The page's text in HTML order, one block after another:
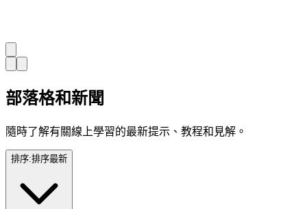
部落格和新聞
隨時了解有關線上學習的最新提示、教程和見解。
排序:排序最新